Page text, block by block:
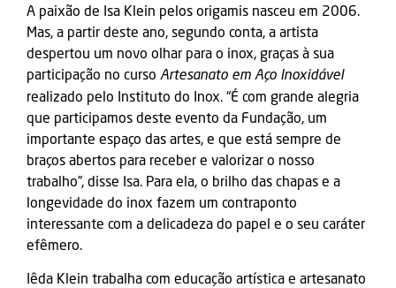
A paixão de Isa Klein pelos origamis nasceu em 2006.
Mas, a partir deste ano, segundo conta, a artista
despertou um novo olhar para o inox, graças à sua
participação no curso Artesanato em Aço Inoxidável
realizado pelo Instituto do Inox. “É com grande alegria
que participamos deste evento da Fundação, um
importante espaço das artes, e que está sempre de
braços abertos para receber e valorizar o nosso
trabalho”, disse Isa. Para ela, o brilho das chapas e a
longevidade do inox fazem um contraponto
interessante com a delicadeza do papel e o seu caráter
efêmero.
Iêda Klein trabalha com educação artística e artesanato